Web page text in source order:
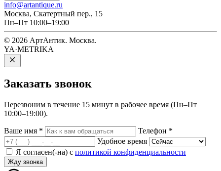
info@artantique.ru
Москва, Скатертный пер., 15
Пн–Пт 10:00–19:00
© 2026 АртАнтик. Москва.
YA·METRIKA
Заказать звонок
Перезвоним в течение 15 минут в рабочее время (Пн–Пт
10:00–19:00).
Ваше имя * Телефон *
Удобное время
Я согласен(-на) с политикой конфиденциальности
Жду звонка